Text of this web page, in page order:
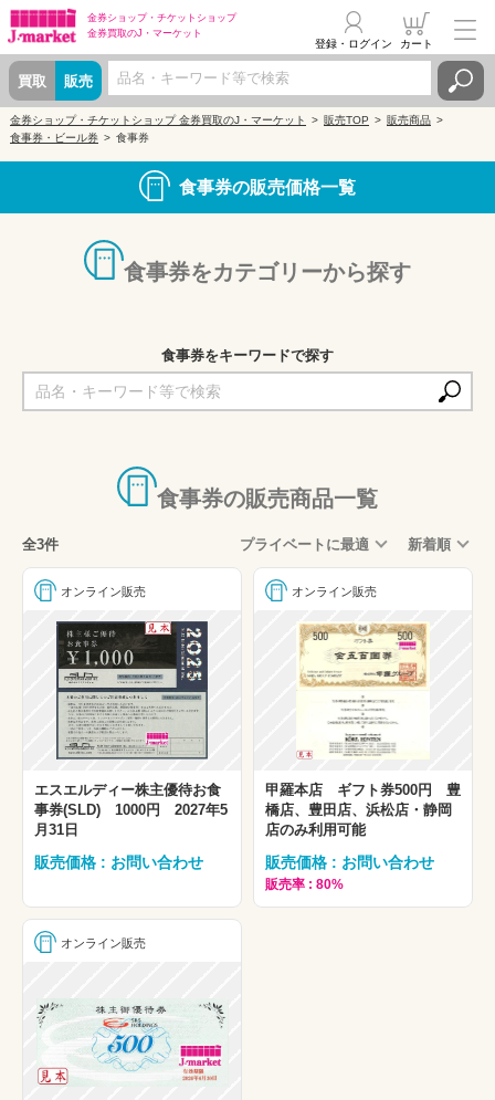
金券ショップ・ チケットショップ
金券買取のJ・マーケット
買取 販売
登録・ログイン カート
金券ショップ・チケットショップ 金券買取のJ・マーケット 販売TOP
販売商品
食事券・ビール券
食事券
食事券の販売価格一覧
食事券をカテゴリーから探す
食事券をキーワードで探す
食事券の販売商品一覧
全3件 プライベートに最適 新着順
オンライン販売
エスエルディー株主優待お食
事券(SLD) 1000円 2027年5
月31日
販売価格 : お問い合わせ
オンライン販売
甲羅本店 ギフト券500円 豊
橋店、豊田店、浜松店・静岡
店のみ利用可能
販売価格 : お問い合わせ
販売率 : 80%
オンライン販売